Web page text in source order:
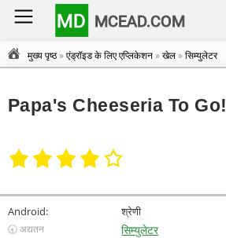
MD MCEAD.COM
मुख्य पृष्ठ»एंड्रॉइड के लिए एप्लिकेशन»खेल»सिम्युलेटर
Papa's Cheeseria To Go!
Android:
🕣 अद्यतन
श्रेणी
सिम्युलेटर